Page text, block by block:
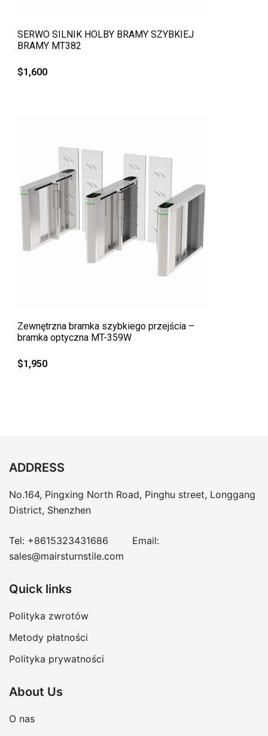
SERWO SILNIK HOLBY BRAMY SZYBKIEJ
BRAMY MT382
$1,600
Zewnętrzna bramka szybkiego przejścia –
bramka optyczna MT-359W
$1,950
ADDRESS
No.164, Pingxing North Road, Pinghu street, Longgang
District, Shenzhen
Tel: +8615323431686 Email:
sales@mairsturnstile.com
Quick links
Polityka zwrotów
Metody płatności
Polityka prywatności
About Us
O nas